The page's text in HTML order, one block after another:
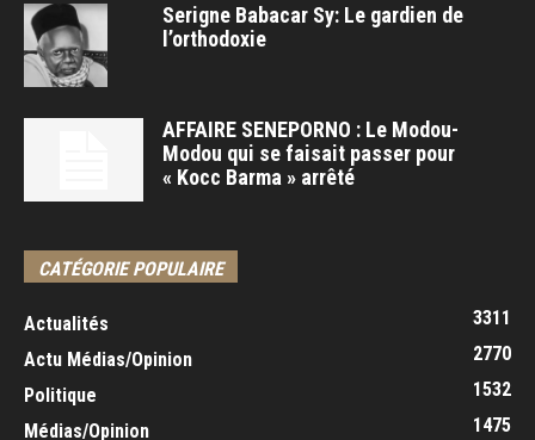
Serigne Babacar Sy: Le gardien de
l’orthodoxie
AFFAIRE SENEPORNO : Le Modou-
Modou qui se faisait passer pour
« Kocc Barma » arrêté
CATÉGORIE POPULAIRE
Actualités
3311
Actu Médias/Opinion
2770
Politique
1532
Médias/Opinion
1475